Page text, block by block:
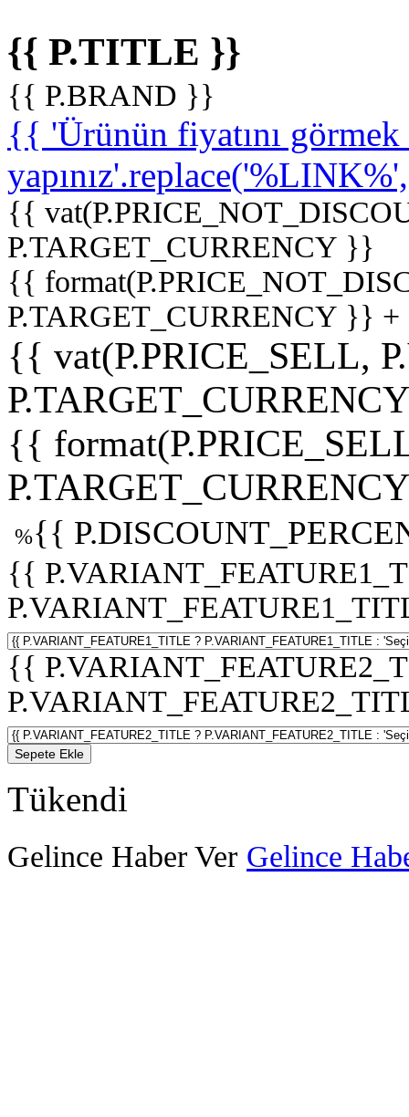
{{ P.TITLE }}
{{ P.BRAND }}
{{ 'Ürünün fiyatını
{{
P.TARGET_CURRENCY }}
{{
P.TARGET_CURRENCY }}
{{ vat(P.PRICE_SELL,
{{
%{{
{{
{{
Sepete Ekle
Tükendi
Gelince Haber Ver Gelince